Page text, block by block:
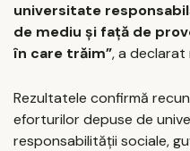
universitate
de mediu și față de
în care trăim”, a
Rezultatele confirmă
eforturilor depuse de
responsabilității sociale,